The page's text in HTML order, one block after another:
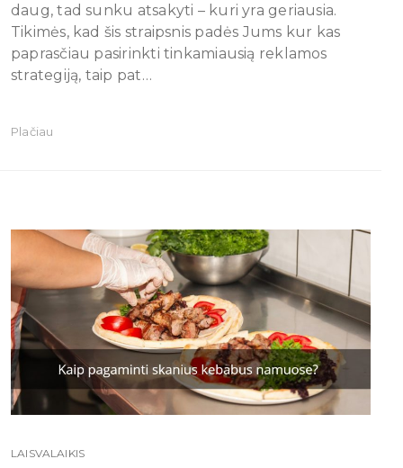
daug, tad sunku atsakyti – kuri yra geriausia.
Tikimės, kad šis straipsnis padės Jums kur kas
paprasčiau pasirinkti tinkamiausią reklamos
strategiją, taip pat…
Plačiau
LAISVALAIKIS